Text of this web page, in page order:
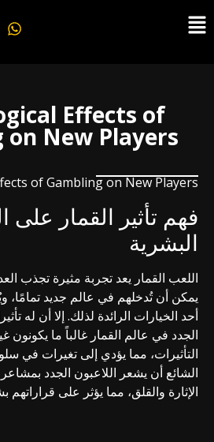
Effects of
on New Players
of Gambling on New Players
فهم تأثير القمار على
البشرية
اللعب القمار يعد تجربة مثيرة تجذب
يمكن أن تُدخلهم في عالم جديد تمامًا،
أحد الخيارات الرائدة لذلك. إلا أن له
الجدد في عالم القمار غالباً ما يكونون
التأثيرات، مما يؤدي إلى تغيرات في
الشائع أن يشعر اللاعبون الجدد
الإثارة والقلق، مما يؤثر على